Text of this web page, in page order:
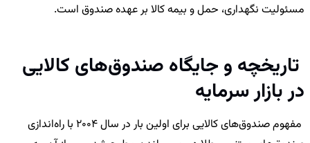
مسئولیت نگهداری، حمل و بیمه کالا بر عهده صندوق است.
تاریخچه و جایگاه صندوق‌های کالایی
در بازار سرمایه
مفهوم صندوق‌های کالایی برای اولین بار در سال 2004 با راه‌اندازی